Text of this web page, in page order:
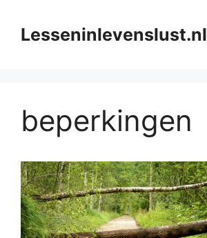
naarLesseninlevenslust.nl
beperkingen